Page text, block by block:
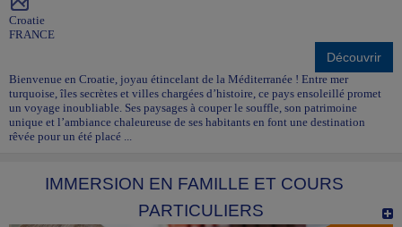
Croatie
FRANCE
Découvrir
Bienvenue en Croatie, joyau étincelant de la Méditerranée ! Entre mer
turquoise, îles secrètes et villes chargées d’histoire, ce pays ensoleillé promet
un voyage inoubliable. Ses paysages à couper le souffle, son patrimoine
unique et l’ambiance chaleureuse de ses habitants en font une destination
rêvée pour un été placé ...
IMMERSION EN FAMILLE ET COURS
PARTICULIERS